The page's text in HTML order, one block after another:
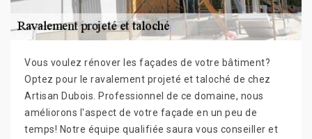
Vous voulez rénover les façades de votre bâtiment?
Optez pour le ravalement projeté et taloché de chez
Artisan Dubois. Professionnel de ce domaine, nous
améliorons l'aspect de votre façade en un peu de
temps! Notre équipe qualifiée saura vous conseiller et